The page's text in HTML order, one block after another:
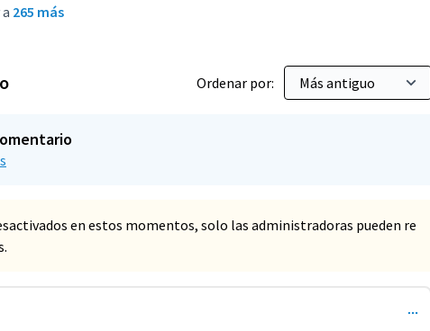
265 más
Ordenar por:
en estos momentos, solo las administradoras pueden re